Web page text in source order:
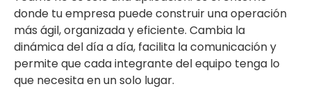
donde tu empresa puede construir una operación
más ágil, organizada y eficiente. Cambia la
dinámica del día a día, facilita la comunicación y
permite que cada integrante del equipo tenga lo
que necesita en un solo lugar.